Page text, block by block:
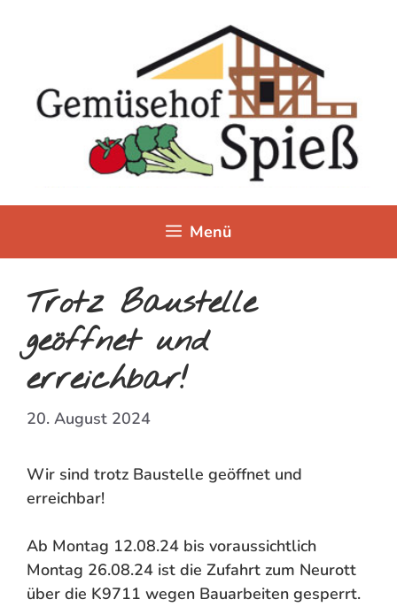
Menü
Trotz Baustelle
geöffnet und
erreichbar!
20. August 2024
Wir sind trotz Baustelle geöffnet und
erreichbar!
Ab Montag 12.08.24 bis voraussichtlich
Montag 26.08.24 ist die Zufahrt zum Neurott
über die K9711 wegen Bauarbeiten gesperrt.